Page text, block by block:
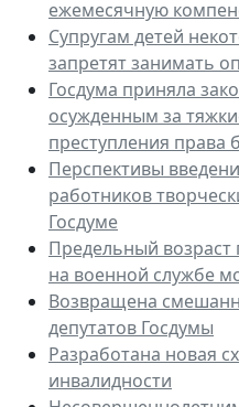
ежемесячную
Супругам детей
запретят занимать
Госдума приняла
осужденным за
преступления
Перспективы
работников
Госдуме
Предельный возраст
на военной службе
Возвращена
депутатов Госдумы
Разработана новая
инвалидности